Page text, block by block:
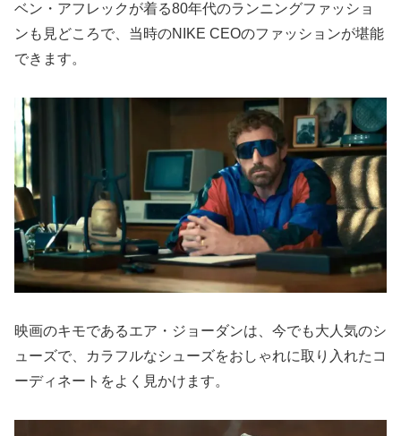
ベン・アフレックが着る80年代のランニングファッショ
ンも見どころで、当時のNIKE CEOのファッションが堪能
できます。
映画のキモであるエア・ジョーダンは、今でも大人気のシ
ューズで、カラフルなシューズをおしゃれに取り入れたコ
ーディネートをよく見かけます。